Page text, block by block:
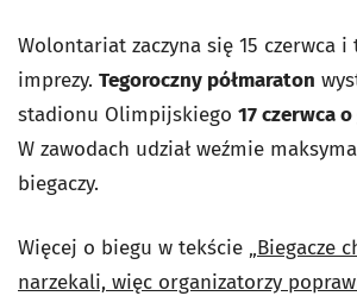
Wolontariat zaczyna się 15 czerwca
imprezy. Tegoroczny półmaraton
stadionu Olimpijskiego 17 czerwca
W zawodach udział weźmie
biegaczy.
Więcej o biegu w tekście „Biegacze
narzekali, więc organizatorzy